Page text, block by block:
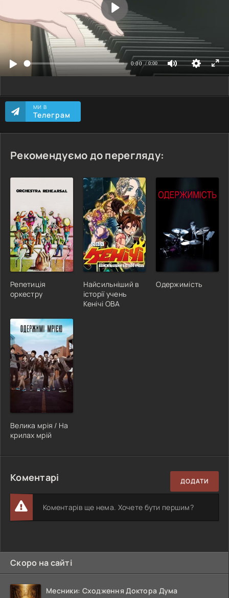
МИ В
Телеграм
Рекомендуємо до перегляду:
Репетиція
оркестру
Найсильніший в
історії учень
Кенічі ОВА
Одержимість
Велика мрія / На
крилах мрій
Коментарі ДОДАТИ
Коментарів ще нема. Хочете бути першим?
Скоро на сайті
Месники: Сходження Доктора Дума